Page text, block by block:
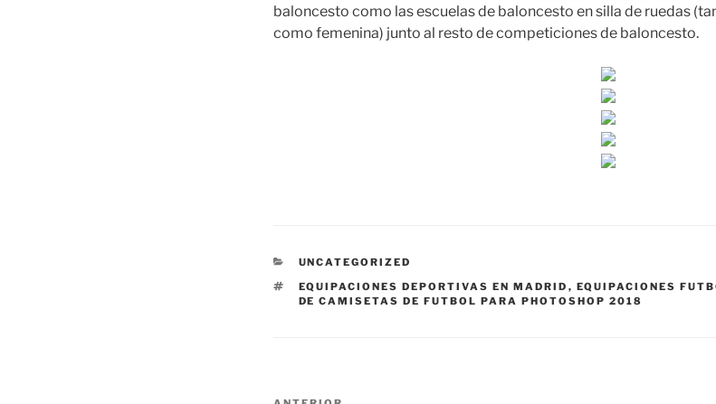
baloncesto como las escuelas de baloncesto en silla de ruedas
como femenina) junto al resto de competiciones de baloncesto.
CATEGORÍAS
UNCATEGORIZED
ETIQUETAS
EQUIPACIONES DEPORTIVAS EN MADRID , EQUIPACIONES
DE CAMISETAS DE FUTBOL PARA PHOTOSHOP 2018
Navegación